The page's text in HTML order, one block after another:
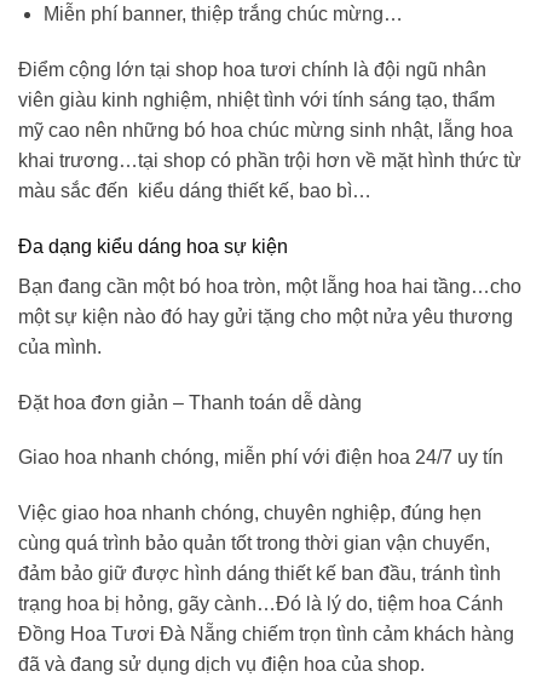
Miễn phí banner, thiệp trắng chúc mừng…
Điểm cộng lớn tại shop hoa tươi chính là đội ngũ nhân
viên giàu kinh nghiệm, nhiệt tình với tính sáng tạo, thẩm
mỹ cao nên những bó hoa chúc mừng sinh nhật, lẵng hoa
khai trương…tại shop có phần trội hơn về mặt hình thức từ
màu sắc đến kiểu dáng thiết kế, bao bì…
Đa dạng kiểu dáng hoa sự kiện
Bạn đang cần một bó hoa tròn, một lẵng hoa hai tầng…cho
một sự kiện nào đó hay gửi tặng cho một nửa yêu thương
của mình.
Đặt hoa đơn giản – Thanh toán dễ dàng
Giao hoa nhanh chóng, miễn phí với điện hoa 24/7 uy tín
Việc giao hoa nhanh chóng, chuyên nghiệp, đúng hẹn
cùng quá trình bảo quản tốt trong thời gian vận chuyển,
đảm bảo giữ được hình dáng thiết kế ban đầu, tránh tình
trạng hoa bị hỏng, gãy cành…Đó là lý do, tiệm hoa Cánh
Đồng Hoa Tươi Đà Nẵng chiếm trọn tình cảm khách hàng
đã và đang sử dụng dịch vụ điện hoa của shop.